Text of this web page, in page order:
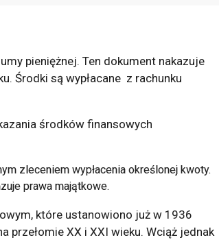
pieniężnej. Ten dokument nakazuje
Środki są wypłacane z rachunku
środków finansowych
zleceniem wypłacenia określonej kwoty.
prawa majątkowe.
które ustanowiono już w 1936
przełomie XX i XXI wieku. Wciąż jednak